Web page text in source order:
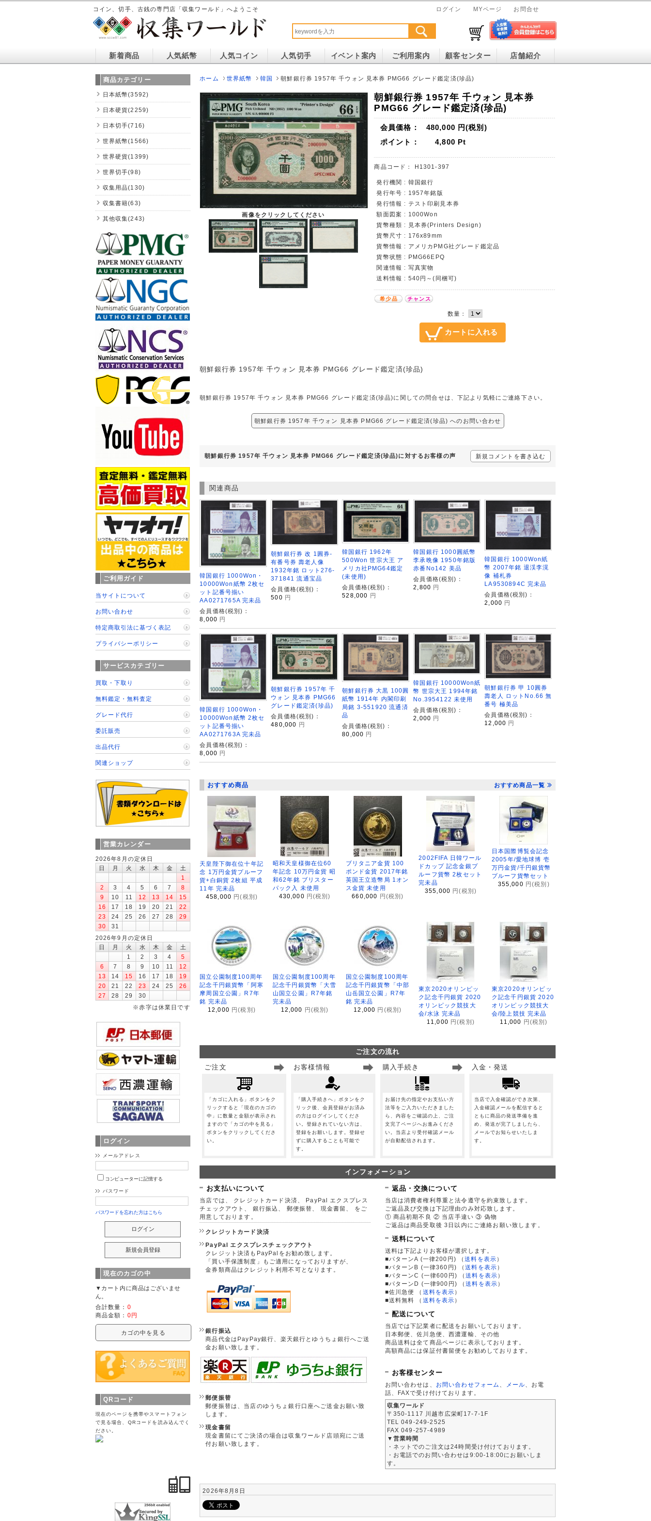
コイン、切手、古銭の専門店「収集ワールド」へようこそ ログイン MYページ お問合せ
新着商品 人気紙幣 人気コイン 人気切手 イベント案内 ご利用案内 顧客センター 店舗紹介
ホーム 世界紙幣 韓国 朝鮮銀行券 1957年 千ウォン 見本券 PMG66 グレード鑑定済(珍品)
画像をクリックしてください
朝鮮銀行券 1957年 千ウォン 見本券
PMG66 グレード鑑定済(珍品)
会員価格： 480,000 円(税別)
ポイント：
4,800 Pt
商品コード： H1301-397
発行機関 : 韓国銀行
発行年号 : 1957年銘版
発行情報 : テスト印刷見本券
額面図案 : 1000Won
貨幣種類 : 見本券(Printers Design)
貨幣尺寸 : 176x89mm
貨幣情報 : アメリカPMG社グレード鑑定品
貨幣状態 : PMG66EPQ
関連情報 : 写真実物
送料情報 : 540円～(同梱可)
希少品 チャンス
数量：
朝鮮銀行券 1957年 千ウォン 見本券 PMG66 グレード鑑定済(珍品)
朝鮮銀行券 1957年 千ウォン 見本券 PMG66 グレード鑑定済(珍品)に関しての問合せは、下記より気軽にご連絡下さい。
朝鮮銀行券 1957年 千ウォン 見本券 PMG66 グレード鑑定済(珍品) へのお問い合わせ
朝鮮銀行券 1957年 千ウォン 見本券 PMG66 グレード鑑定済(珍品)に対するお客様の声 新規コメントを書き込む
関連商品
韓国銀行 1000Won・
10000Won紙幣 2枚セ
ット記番号揃い
AA0271765A 完未品
会員価格(税別)：
8,000 円
朝鮮銀行券 改 1圓券-
有番号券 壽老人像
1932年銘 ロット276-
371841 流通宝品
会員価格(税別)：
500 円
韓国銀行 1962年
500Won 世宗大王 ア
メリカ社PMG64鑑定
(未使用)
会員価格(税別)：
528,000 円
韓国銀行 1000圓紙幣
李承晩像 1950年銘版
赤番No142 美品
会員価格(税別)：
2,800 円
韓国銀行 1000Won紙
幣 2007年銘 退渓李滉
像 補札券
LA9530894C 完未品
会員価格(税別)：
2,000 円
韓国銀行 1000Won・
10000Won紙幣 2枚セ
ット記番号揃い
AA0271763A 完未品
会員価格(税別)：
8,000 円
朝鮮銀行券 1957年 千
ウォン 見本券 PMG66
グレード鑑定済(珍品)
会員価格(税別)：
480,000 円
朝鮮銀行券 大黒 100圓
紙幣 1914年 内閣印刷
局銘 3-551920 流通済
品
会員価格(税別)：
80,000 円
韓国銀行 10000Won紙
幣 世宗大王 1994年銘
No.3954122 未使用
会員価格(税別)：
2,000 円
朝鮮銀行券 甲 10圓券
壽老人 ロットNo.66 無
番号 極美品
会員価格(税別)：
12,000 円
おすすめ商品 おすすめ商品一覧
天皇陛下御在位十年記
念 1万円金貨プルーフ
貨+白銅貨 2枚組 平成
11年 完未品
458,000 円(税別)
昭和天皇様御在位60
年記念 10万円金貨 昭
和62年銘 ブリスター
パック入 未使用
430,000 円(税別)
ブリタニア金貨 100
ポンド金貨 2017年銘
英国王立造幣局 1オン
ス金貨 未使用
660,000
円(税別)
2002FIFA 日韓ワール
ドカップ 記念金銀プ
ルーフ貨幣 2枚セット
完未品
355,000 円(税別)
日本国際博覧会記念
2005年/愛地球博 壱
万円金貨/千円銀貨幣
プルーフ貨幣セット
355,000 円(税別)
国立公園制度100周年
記念千円銀貨幣「阿寒
摩周国立公園」R7年
銘 完未品
12,000 円(税別)
国立公園制度100周年
記念千円銀貨幣「大雪
山国立公園」R7年銘
完未品
12,000 円(税別)
国立公園制度100周年
記念千円銀貨幣「中部
山岳国立公園」R7年
銘 完未品
12,000 円(税別)
東京2020オリンピッ
ク記念千円銀貨 2020
オリンピック競技大
会/水泳 完未品
11,000 円(税別)
東京2020オリンピッ
ク記念千円銀貨 2020
オリンピック競技大
会/陸上競技 完未品
11,000 円(税別)
ご注文の流れ
ご注文
「カゴに入れる」ボタンをク
リックすると「現在のカゴの
中」に数量と金額が表示され
ますので「カゴの中を見る」
ボタンをクリックしてくださ
い。
お客様情報
「購入手続きへ」ボタンをク
リック後、会員登録がお済み
の方はログインしてくださ
い。登録されていない方は、
登録をお願いします。登録せ
ずに購入することも可能で
す。
購入手続き
お届け先の指定やお支払い方
法等をご入力いただきました
ら、内容をご確認の上、ご注
文完了ページへお進みくださ
い。当店より受付確認メール
が自動配信されます。
入金・発送
当店で入金確認ができ次第、
入金確認メールを配信すると
ともに商品の発送準備を進
め、発送が完了しましたら、
メールでお知らせいたしま
す。
インフォメーション
お支払いについて
当店では、 クレジットカード決済、 PayPal エクスプレス
チェックアウト、 銀行振込、 郵便振替、 現金書留、 をご
用意しております。
クレジットカード決済
PayPal エクスプレスチェックアウト
クレジット決済もPayPalをお勧め致します。
「買い手保護制度」もご適用になっておりますが、
金券類商品はクレジット利用不可となります。
銀行振込
商品代金はPayPay銀行、楽天銀行とゆうちょ銀行へご送
金お願い致します。
郵便振替
郵便振替は、当店のゆうちょ銀行口座へご送金お願い致
します。
現金書留
現金書留にてご決済の場合は収集ワールド店頭宛にご送
付お願い致します。
返品・交換について
当店は消費者権利尊重と法令遵守を約束致します。
ご返品及び交換は下記理由のみ対応致します。
① 商品初期不良 ② 当店手違い ③ 偽物
ご返品は商品受取後 3日以内にご連絡お願い致します。
送料について
送料は下記よりお客様が選択します。
■パターンA (一律200円)
（送料を表示 ）
■パターンB (一律360円)
（送料を表示 ）
■パターンC (一律600円)
（送料を表示 ）
■パターンD (一律900円)
（送料を表示 ）
■佐川急便
（ 送料を表示 ）
■送料無料
（ 送料を表示 ）
配送について
当店では下記業者に配送をお願いしております。
日本郵便、佐川急便、西濃運輸、その他
商品送料は全て商品ページに表示しております。
高額商品には保証付書留便をお勧めしております。
お客様センター
お問い合わせは、 お問い合わせフォーム メール 、お電
話、FAXで受け付けております。
収集ワールド
〒350-1117 川越市広栄町17-7-1F
TEL 049-249-2525
FAX 049-257-4989
▼営業時間
・ネットでのご注文は24時間受け付けております。
・お電話でのお問い合わせは9:00-18:00にお願いしま
す。
2026年8月8日
商品カテゴリー
日本紙幣(3592)
日本硬貨(2259)
日本切手(716)
世界紙幣(1566)
世界硬貨(1399)
世界切手(98)
収集用品(130)
収集書籍(63)
其他収集(243)
ご利用ガイド
当サイトについて
お問い合わせ
特定商取引法に基づく表記
プライバシーポリシー
サービスカテゴリー
買取・下取り
無料鑑定・無料査定
グレード代行
委託販売
出品代行
関連ショップ
営業カレンダー
2026年8月の定休日
日
月 火 水 木 金
土
1
2
3 4 5 6 7
8
9
10 11 12 13 14
15
16
17 18 19 20 21
22
23
24 25 26 27 28
29
30
31
2026年9月の定休日
日
月 火 水 木 金
土
1
2 3 4
5
6
7 8 9 10 11
12
13
14 15 16 17 18
19
20
21 22 23 24 25
26
27
28 29
30
※赤字は休業日です
ログイン
メールアドレス
コンピューターに記憶する
パスワード
パスワードを忘れた方はこちら
現在のカゴの中
▼カート内に商品はございませ
ん。
合計数量： 0
商品金額： 0円
カゴの中を見る
QRコード
現在のページを携帯やスマートフォン
で見る場合、QRコードを読み込んでく
ださい。